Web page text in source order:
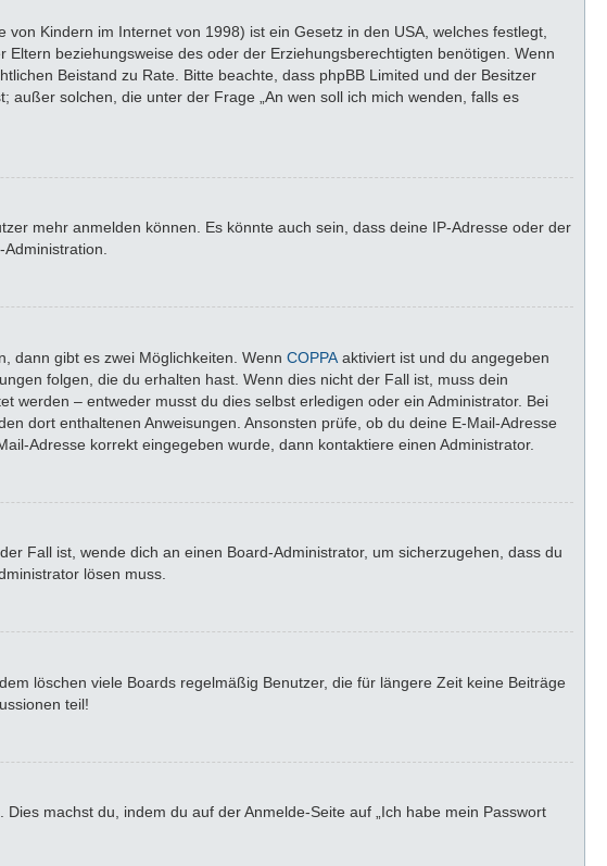
Kindern im Internet von 1998) ist ein Gesetz in den USA, welches festlegt,
beziehungsweise des oder der Erziehungsberechtigten benötigen. Wenn
Beistand zu Rate. Bitte beachte, dass phpBB Limited und der Besitzer
solchen, die unter der Frage „An wen soll ich mich wenden, falls es
mehr anmelden können. Es könnte auch sein, dass deine IP-Adresse oder der
dann gibt es zwei Möglichkeiten. Wenn COPPA aktiviert ist und du angegeben
folgen, die du erhalten hast. Wenn dies nicht der Fall ist, muss dein
werden – entweder musst du dies selbst erledigen oder ein Administrator. Bei
dort enthaltenen Anweisungen. Ansonsten prüfe, ob du deine E-Mail-Adresse
Adresse korrekt eingegeben wurde, dann kontaktiere einen Administrator.
Fall ist, wende dich an einen Board-Administrator, um sicherzugehen, dass du
lösen muss.
löschen viele Boards regelmäßig Benutzer, die für längere Zeit keine Beiträge
teil!
machst du, indem du auf der Anmelde-Seite auf „Ich habe mein Passwort